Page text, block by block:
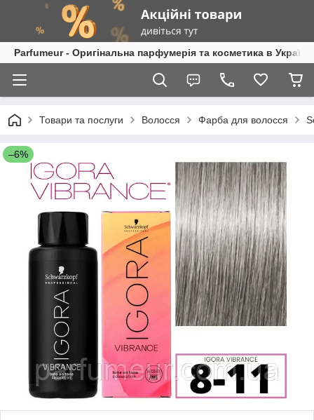
Parfumeur - Оригінальна парфумерія та косметика в Україні
Товари та послуги Волосся Фарба для волосся
–6%